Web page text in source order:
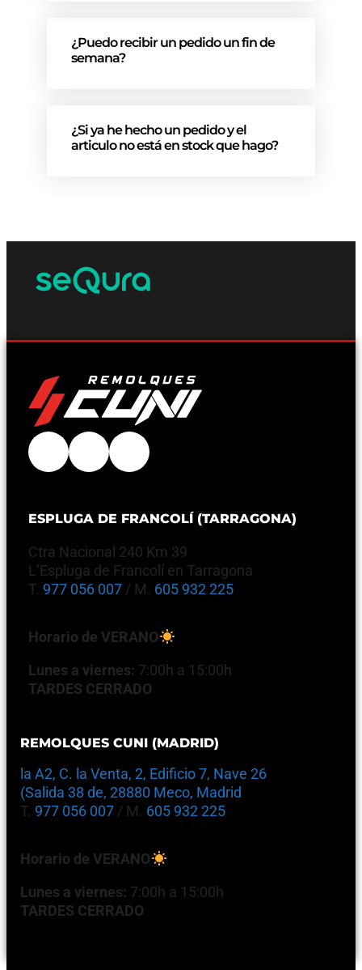
¿Puedo recibir un pedido un fin de
semana?
¿Si ya he hecho un pedido y el
articulo no está en stock que hago?
ESPLUGA DE FRANCOLÍ (TARRAGONA)
Ctra Nacional 240 Km 39
L’Espluga de Francolí en Tarragona
T. 977 056 007 / M. 605 932 225
Horario de VERANO
Lunes a viernes: 7:00h a 15:00h
TARDES CERRADO
REMOLQUES CUNI (MADRID)
la A2, C. la Venta, 2, Edificio 7, Nave 26
(Salida 38 de, 28880 Meco, Madrid
T. 977 056 007 / M. 605 932 225
Horario de VERANO
Lunes a viernes: 7:00h a 15:00h
TARDES CERRADO